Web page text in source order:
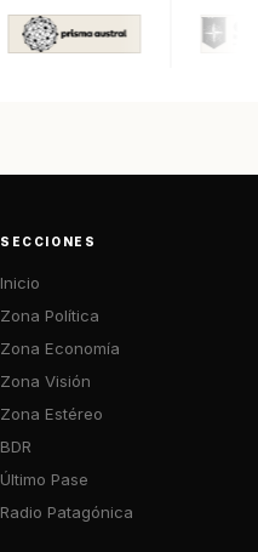
SECCIONES
Inicio
Zona Política
Zona Economía
Zona Visión
Zona Estéreo
BDR
Último Pase
Radio Patagónica